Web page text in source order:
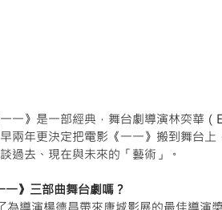
一》是一部經典，舞台劇導演林奕華
兩年更決定把電影《一一》搬到舞台
過去、現在與未來的「藝術」。
》三部曲舞台劇嗎？
導演楊德昌帶來康城影展的最佳導演